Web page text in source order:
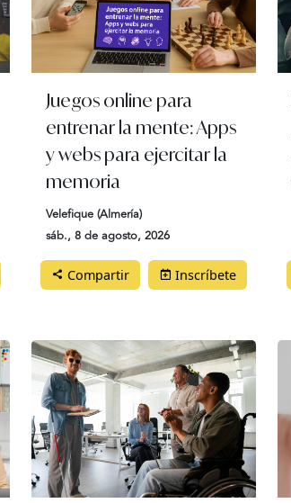
Juegos online para
entrenar la mente: Apps
y webs para ejercitar la
memoria
Velefique (Almería)
sáb., 8 de agosto, 2026
Compartir Inscríbete